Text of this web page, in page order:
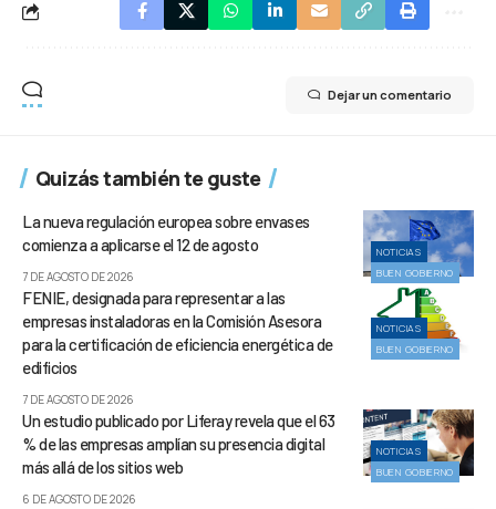
Dejar un comentario
Quizás también te guste
NOTICIAS
BUEN GOBIERNO
La nueva regulación europea sobre envases
comienza a aplicarse el 12 de agosto
7 DE AGOSTO DE 2026
NOTICIAS
BUEN GOBIERNO
FENIE, designada para representar a las
empresas instaladoras en la Comisión Asesora
para la certificación de eficiencia energética de
edificios
7 DE AGOSTO DE 2026
NOTICIAS
BUEN GOBIERNO
Un estudio publicado por Liferay revela que el 63
% de las empresas amplían su presencia digital
más allá de los sitios web
6 DE AGOSTO DE 2026